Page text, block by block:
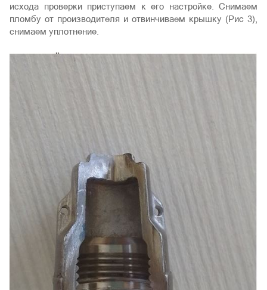
исхода проверки приступаем к его настройке. Снимаем
пломбу от производителя и отвинчиваем крышку (Рис 3),
снимаем уплотнение.